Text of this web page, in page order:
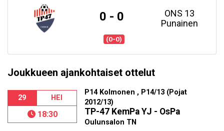
0 - 0
ONS 13
Punainen
(0-0)
Joukkueen ajankohtaiset ottelut
29 HEI
18:30
P14 Kolmonen , P14/13 (Pojat
2012/13)
TP-47 KemPa YJ - OsPa
Oulunsalon TN